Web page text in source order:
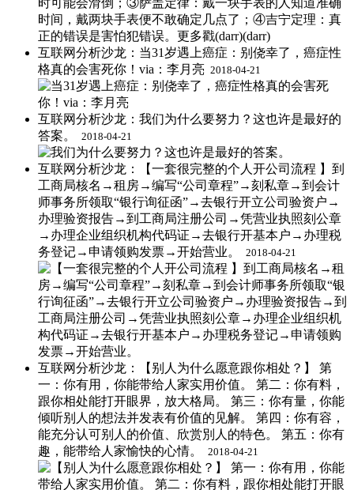
互联网分析沙龙：当31岁遇上癌症：别侥幸了，癌症性
格真的会害死你！via：李月亮 ​ 2018-04-21
互联网分析沙龙：我们为什么要努力？这也许是最好的
答案。 ​​​​
2018-04-21
互联网分析沙龙：【一套很完整的个人开公司流程 】到
工商局核名→租房→编写“公司章程”→刻私章→到会计
师事务所领取“银行询征函”→去银行开立公司验资户→
办理验资报告→到工商局注册公司→凭营业执照刻公章
→办理企业组织机构代码证→去银行开基本户→办理税
务登记→申请领购发票→开始营业。 ​​​​
2018-04-21
互联网分析沙龙：【别人为什么愿意跟你相处？】 第
一：你有用，你能带给人家实用价值。 第二：你有料，
跟你相处能打开眼界，放大格局。 第三：你有量，你能
倾听别人的想法并发表有价值的见解。 第四：你有容，
能充分认可别人的价值、欣赏別人的特色。 第五：你有
趣，能带给人家愉快的心情。 ​​​​
2018-04-21